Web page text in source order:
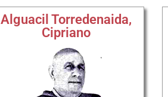
Alguacil Torredenaida,
Cipriano